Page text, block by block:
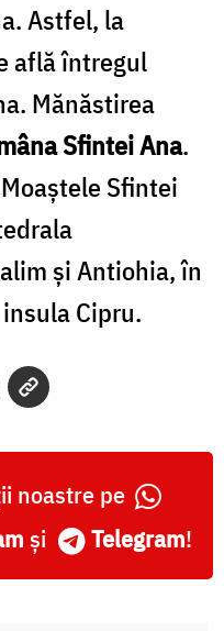
Astfel, la
află întregul
Mănăstirea
Sfintei Ana.
Sfintei
şi Antiohia, în
Cipru.
noastre pe
și Telegram!